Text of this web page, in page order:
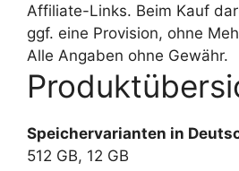
Affiliate-Links. Beim Kauf
ggf. eine Provision, ohne
Alle Angaben ohne Gewähr.
Speichervarianten in
512 GB, 12 GB